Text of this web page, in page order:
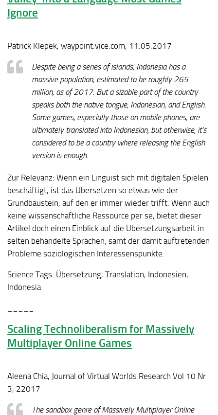
Ignore
Patrick Klepek, waypoint.vice.com, 11.05.2017
Despite being a series of islands, Indonesia has a
massive population, estimated to be roughly 265
million, as of 2017. But a sizable part of the country
speaks both the native tongue, Indonesian, and English.
Some games, especially those on mobile phones, are
ultimately translated into Indonesian, but otherwise, it’s
considered to be a country where releasing the English
version is enough.
Zur Relevanz: Wenn ein Linguist sich mit digitalen Spielen
beschäftigt, ist das Übersetzen so etwas wie der
Grundbaustein, auf den er immer wieder trifft. Wenn auch
keine wissenschaftliche Ressource per se, bietet dieser
Artikel doch einen Einblick auf die Übersetzungsarbeit in
selten behandelte Sprachen, samt der damit auftretenden
Probleme soziologischen Interessenspunkte.
Science Tags: Übersetzung, Translation, Indonesien,
Indonesia
Scaling Technoliberalism for Massively
Multiplayer Online Games
Aleena Chia, Journal of Virtual Worlds Research Vol 10 Nr
3, 22017
The sandbox genre of Massively Multiplayer Online